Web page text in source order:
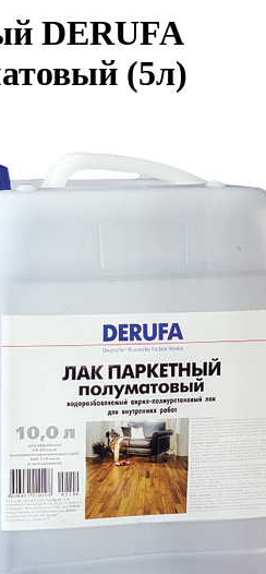
DERUFA
(5л)